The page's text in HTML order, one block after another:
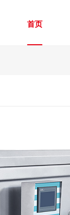
首页